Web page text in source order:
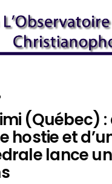
(Québec) :
hostie et
lance